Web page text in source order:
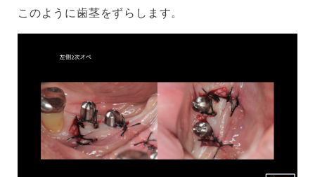
このように歯茎をずらします。